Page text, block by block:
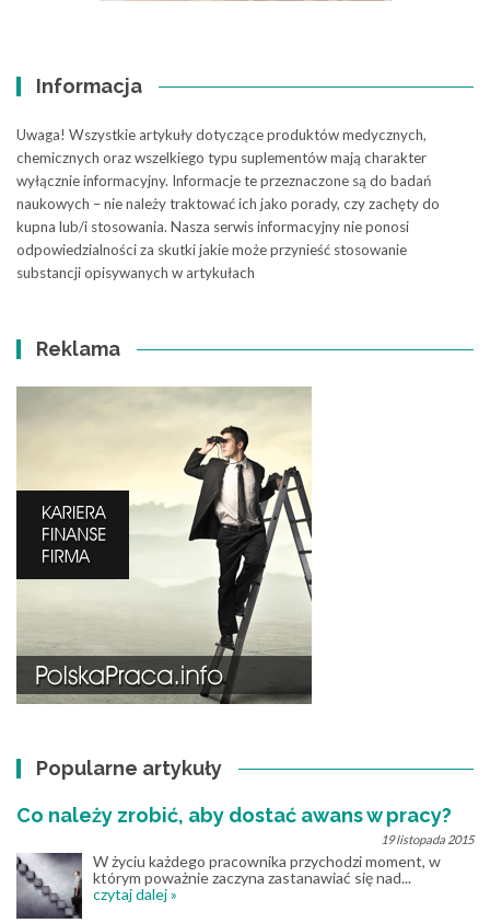
Informacja
Uwaga! Wszystkie artykuły dotyczące produktów medycznych,
chemicznych oraz wszelkiego typu suplementów mają charakter
wyłącznie informacyjny. Informacje te przeznaczone są do badań
naukowych – nie należy traktować ich jako porady, czy zachęty do
kupna lub/i stosowania. Nasza serwis informacyjny nie ponosi
odpowiedzialności za skutki jakie może przynieść stosowanie
substancji opisywanych w artykułach
Reklama
Popularne artykuły
Co należy zrobić, aby dostać awans w pracy?
19 listopada 2015
W życiu każdego pracownika przychodzi moment, w
którym poważnie zaczyna zastanawiać się nad...
czytaj dalej »